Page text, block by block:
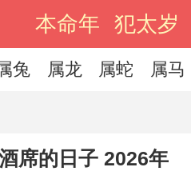
本命年 犯太岁
兔 属龙 属蛇 属马
席的日子 2026年